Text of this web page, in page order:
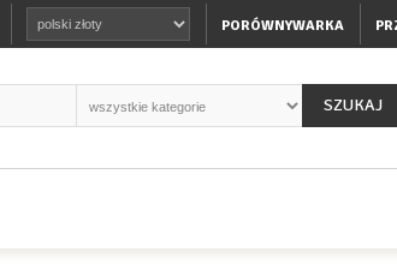
PORÓWNYWARKA
SZUKAJ